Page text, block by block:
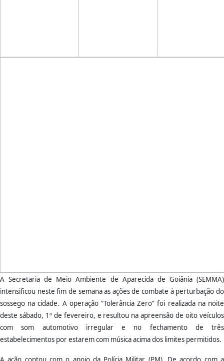
A Secretaria de Meio Ambiente de Aparecida de Goiânia (SEMMA)
intensificou neste fim de semana as ações de combate à perturbação do
sossego na cidade. A operação “Tolerância Zero” foi realizada na noite
deste sábado, 1º de fevereiro, e resultou na apreensão de oito veículos
com som automotivo irregular e no fechamento de três
estabelecimentos por estarem com música acima dos limites permitidos.